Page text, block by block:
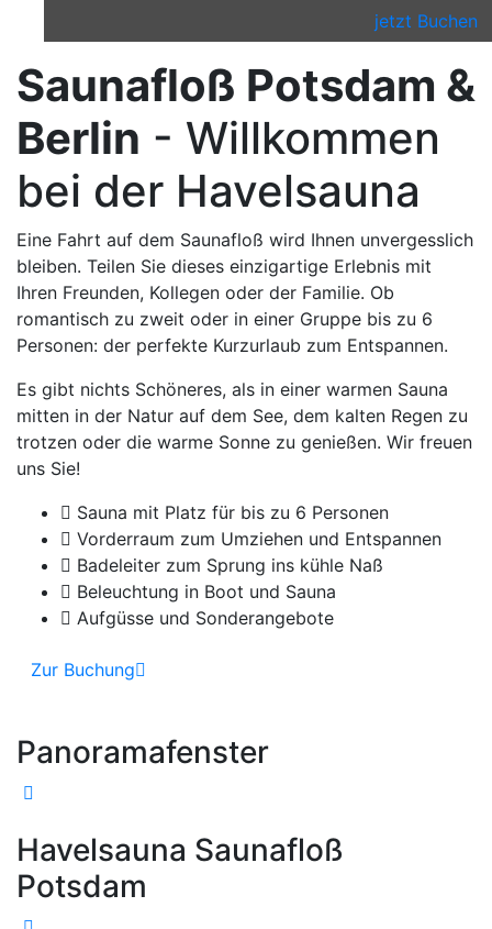
jetzt Buchen
Saunafloß Potsdam &
Berlin - Willkommen
bei der Havelsauna
Eine Fahrt auf dem Saunafloß wird Ihnen unvergesslich
bleiben. Teilen Sie dieses einzigartige Erlebnis mit
Ihren Freunden, Kollegen oder der Familie. Ob
romantisch zu zweit oder in einer Gruppe bis zu 6
Personen: der perfekte Kurzurlaub zum Entspannen.
Es gibt nichts Schöneres, als in einer warmen Sauna
mitten in der Natur auf dem See, dem kalten Regen zu
trotzen oder die warme Sonne zu genießen. Wir freuen
uns Sie!
Sauna mit Platz für bis zu 6 Personen
Vorderraum zum Umziehen und Entspannen
Badeleiter zum Sprung ins kühle Naß
Beleuchtung in Boot und Sauna
Aufgüsse und Sonderangebote
Zur Buchung
Panoramafenster
Havelsauna Saunafloß
Potsdam